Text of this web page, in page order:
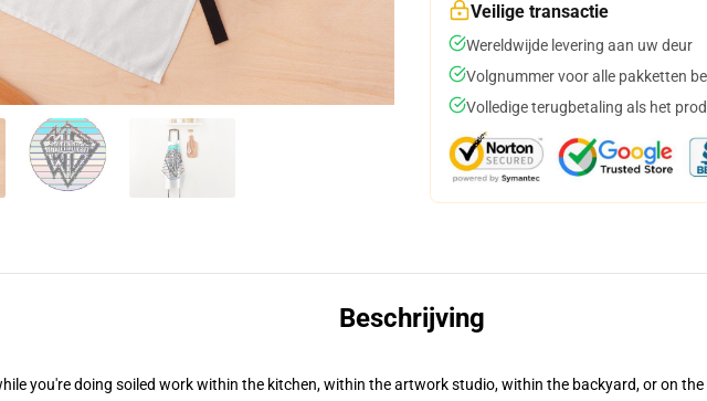
Veilige transactie
Wereldwijde levering aan uw deur
Volgnummer voor alle pakketten
Volledige terugbetaling als het
Beschrijving
you're doing soiled work within the kitchen, within the artwork studio, within the backyard, or on the